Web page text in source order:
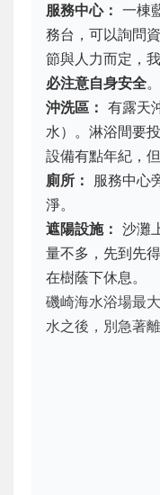
服務中心： 一棟
務台，可以詢問
節與人力而定，
必注意自身安全。
沖洗區： 有露天
水）。淋浴間要
設備有點年紀，
廁所： 服務中心
淨。
遮陽設施： 沙灘
量不多，先到先
在樹蔭下休息。
磯崎海水浴場最
水之後，別急著